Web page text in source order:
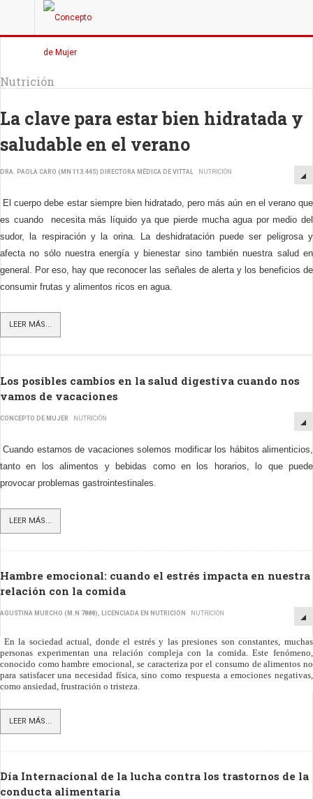
Nutrición
La clave para estar bien hidratada y
saludable en el verano
DRA. PAOLA CARO (MN 113.445) DIRECTORA MÉDICA DE VITTAL NUTRICIÓN
El cuerpo debe estar siempre bien hidratado, pero más aún en el verano que
es cuando
necesita más líquido ya que pierde mucha agua por medio del
sudor, la respiración y la orina. La deshidratación puede ser peligrosa y
afecta no sólo nuestra energía y bienestar sino también nuestra salud en
general. Por eso, hay que reconocer las señales de alerta y los beneficios de
consumir frutas y alimentos ricos en agua.
LEER MÁS...
Los posibles cambios en la salud digestiva cuando nos
vamos de vacaciones
CONCEPTO DE MUJER NUTRICIÓN
Cuando estamos de vacaciones solemos modificar los hábitos alimenticios,
tanto en los alimentos y bebidas como en los horarios, lo que puede
provocar problemas gastrointestinales.
LEER MÁS...
Hambre emocional: cuando el estrés impacta en nuestra
relación con la comida
AGUSTINA MURCHO (M.N 7888), LICENCIADA EN NUTRICIÓN NUTRICIÓN
En la sociedad actual, donde el estrés y las presiones son constantes, muchas
personas experimentan una relación compleja con la comida. Este fenómeno,
conocido como hambre emocional, se caracteriza por el consumo de alimentos no
para satisfacer una necesidad física, sino como respuesta a emociones negativas,
como ansiedad, frustración o tristeza.
LEER MÁS...
Día Internacional de la lucha contra los trastornos de la
conducta alimentaria